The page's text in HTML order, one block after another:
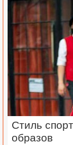
Стиль
образов